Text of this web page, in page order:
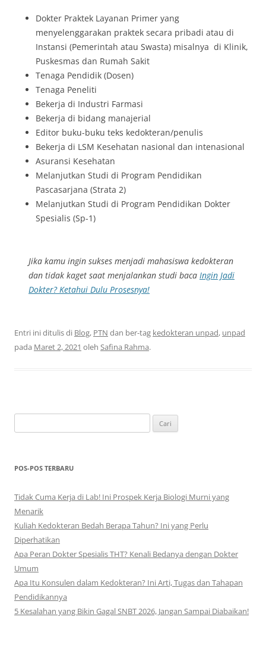
Dokter Praktek Layanan Primer yang
menyelenggarakan praktek secara pribadi atau di
Instansi (Pemerintah atau Swasta) misalnya di Klinik,
Puskesmas dan Rumah Sakit
Tenaga Pendidik (Dosen)
Tenaga Peneliti
Bekerja di Industri Farmasi
Bekerja di bidang manajerial
Editor buku-buku teks kedokteran/penulis
Bekerja di LSM Kesehatan nasional dan intenasional
Asuransi Kesehatan
Melanjutkan Studi di Program Pendidikan
Pascasarjana (Strata 2)
Melanjutkan Studi di Program Pendidikan Dokter
Spesialis (Sp-1)
Jika kamu ingin sukses menjadi mahasiswa kedokteran
dan tidak kaget saat menjalankan studi baca Ingin Jadi
Dokter? Ketahui Dulu Prosesnya!
Entri ini ditulis di Blog, PTN dan ber-tag kedokteran unpad, unpad
pada Maret 2, 2021 oleh Safina Rahma.
untuk:
POS-POS TERBARU
Tidak Cuma Kerja di Lab! Ini Prospek Kerja Biologi Murni yang
Menarik
Kuliah Kedokteran Bedah Berapa Tahun? Ini yang Perlu
Diperhatikan
Apa Peran Dokter Spesialis THT? Kenali Bedanya dengan Dokter
Umum
Apa Itu Konsulen dalam Kedokteran? Ini Arti, Tugas dan Tahapan
Pendidikannya
5 Kesalahan yang Bikin Gagal SNBT 2026, Jangan Sampai Diabaikan!